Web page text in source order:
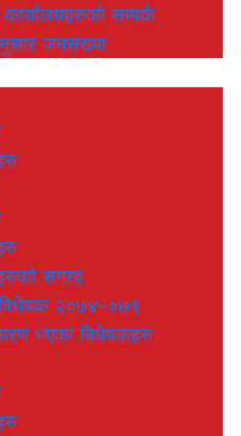
सम्पर्क
जनसंख्या
संग्रह
२०७४–०७९
भएका विधेयकहरु